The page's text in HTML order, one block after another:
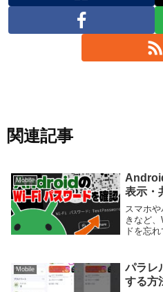
関連記事
Mobile
表示・
スマホ
きなど
ドを忘
Android
スワー
できま
Mobile
パラレ
する方